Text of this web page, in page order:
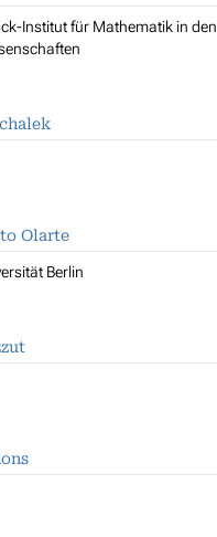
Institut für Mathematik in den
Olarte
Berlin